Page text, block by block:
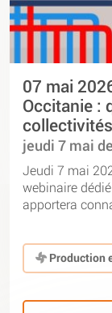
07 mai
Occitanie :
jeudi 7 mai
Jeudi 7 mai
webinaire
apportera
Production